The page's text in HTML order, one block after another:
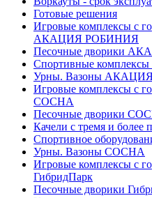
Готовые решения
Игровые комплексы с
АКАЦИЯ РОБИНИЯ
Песочные дворики
Спортивные
Урны. Вазоны
Игровые комплексы с
СОСНА
Песочные дворики
Качели с тремя и
Спортивное
Урны. Вазоны СОСНА
Игровые комплексы с
ГибридПарк
Песочные дворики